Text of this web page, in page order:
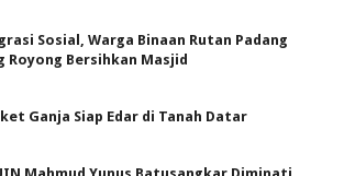
Sosial, Warga Binaan Rutan Padang
Royong Bersihkan Masjid
Ganja Siap Edar di Tanah Datar